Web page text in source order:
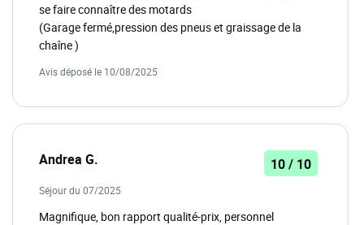
se faire connaître des motards
(Garage fermé,pression des pneus et graissage de la
chaîne )
Avis déposé le 10/08/2025
Andrea G. 10 / 10
Séjour du 07/2025
Magnifique, bon rapport qualité-prix, personnel